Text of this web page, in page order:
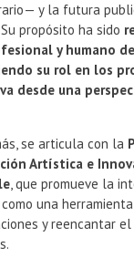
y la futura
propósito ha sido
y humano
su rol en los
desde una
se articula con la
Artística e
, que promueve la
una
y reencantar